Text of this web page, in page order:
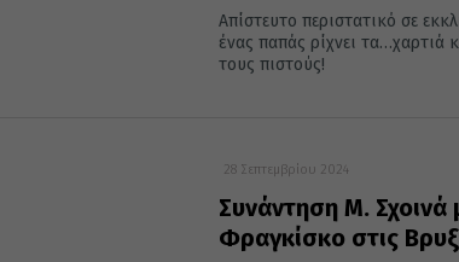
Απίστευτο περιστατικό σε
ένας παπάς ρίχνει τα…χαρτιά
τους πιστούς!
28 Σεπτεμβρίου 2024
Συνάντηση Μ. Σχοινά
Φραγκίσκο στις